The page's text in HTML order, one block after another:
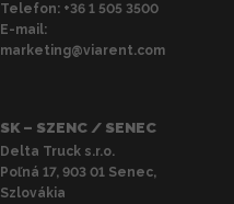
Telefon: +36 1 505 3500
E-mail:
marketing@viarent.com
SK – SZENC / SENEC
Delta Truck s.r.o.
Poľná 17, 903 01 Senec,
Szlovákia